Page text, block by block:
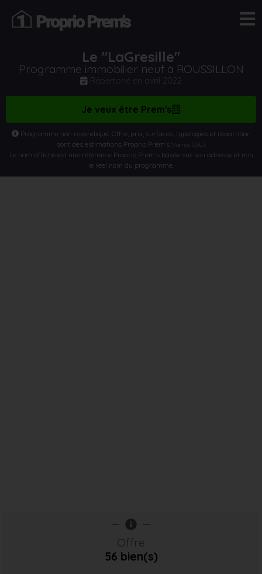
Le "LaGresille"
Programme immobilier neuf à ROUSSILLON
Répertorié en avril 2022
Je veux être Prem's
Programme non revendiqué. Offre, prix, surfaces, typologies et répartition
sont des estimations Proprio Prem’s(Voir nos CGU)
Le nom affiché est une référence Proprio Prem’s basée sur son adresse et non
le réel nom du programme.
Offre
56 bien(s)